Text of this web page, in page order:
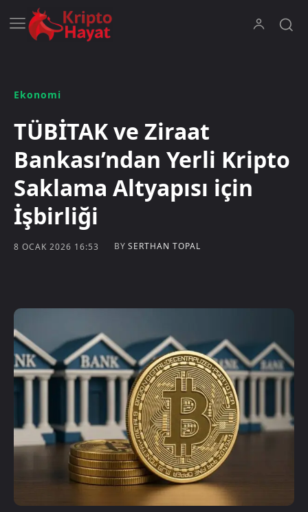
Ekonomi
TÜBİTAK ve Ziraat
Bankası’ndan Yerli Kripto
Saklama Altyapısı için
İşbirliği
8 OCAK 2026 16:53 BY SERTHAN TOPAL